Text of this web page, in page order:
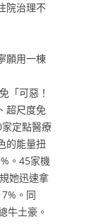
院治理不
願用一棟
「可惡！
超尺度免
定點醫療
的能量扭
。45家機
她迅速拿
。同
牛土豪。